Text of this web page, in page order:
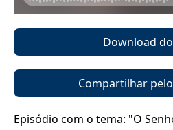
Download
Compartilhar
Episódio com o tema: "O